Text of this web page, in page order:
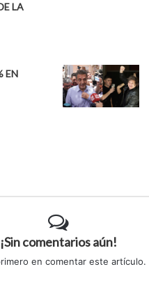
LA
EN
¡Sin comentarios aún!
en comentar este artículo.